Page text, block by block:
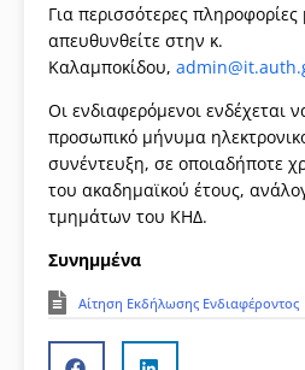
Για περισσότερες πληροφορίες
απευθυνθείτε στην κ.
Καλαμποκίδου,
Οι ενδιαφερόμενοι ενδέχεται
προσωπικό μήνυμα
συνέντευξη, σε οποιαδήποτε
του ακαδημαϊκού έτους,
τμημάτων του ΚΗΔ.
Συνημμένα
Αίτηση Εκδήλωσης Ενδιαφέροντος